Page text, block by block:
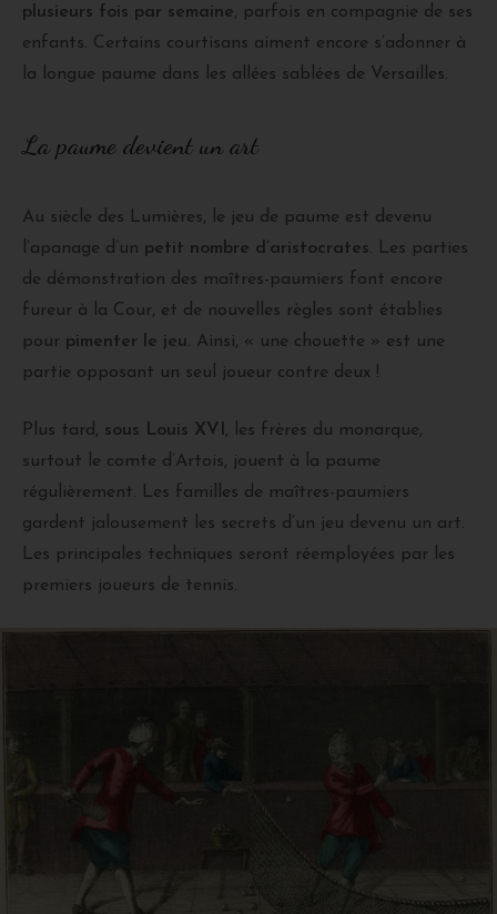
plusieurs fois par semaine, parfois en compagnie de ses
enfants. Certains courtisans aiment encore s’adonner à
la longue paume dans les allées sablées de Versailles.
La paume devient un art
Au siècle des Lumières, le jeu de paume est devenu
l’apanage d’un petit nombre d’aristocrates. Les parties
de démonstration des maîtres-paumiers font encore
fureur à la Cour, et de nouvelles règles sont établies
pour pimenter le jeu. Ainsi, « une chouette » est une
partie opposant un seul joueur contre deux !
Plus tard, sous Louis XVI , les frères du monarque,
surtout le comte d’Artois, jouent à la paume
régulièrement. Les familles de maîtres-paumiers
gardent jalousement les secrets d’un jeu devenu un art.
Les principales techniques seront réemployées par les
premiers joueurs de tennis.